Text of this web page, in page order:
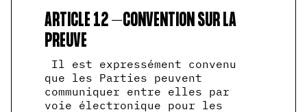
ARTICLE 12 –CONVENTION SUR LA
PREUVE
Il est expressément convenu
que les Parties peuvent
communiquer entre elles par
voie électronique pour les